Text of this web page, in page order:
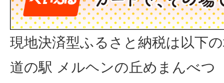
現地決済型ふるさと納税は以下
道の駅 メルヘンの丘めまんべ